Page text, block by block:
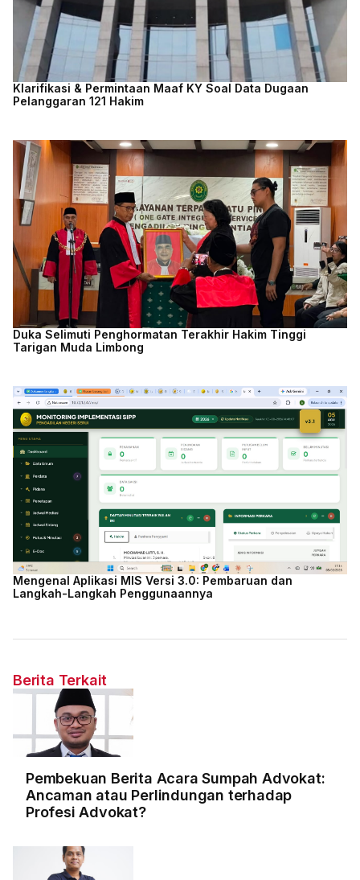
Klarifikasi & Permintaan Maaf KY Soal Data Dugaan
Pelanggaran 121 Hakim
Duka Selimuti Penghormatan Terakhir Hakim Tinggi
Tarigan Muda Limbong
Mengenal Aplikasi MIS Versi 3.0: Pembaruan dan
Langkah-Langkah Penggunaannya
Berita Terkait
Pembekuan Berita Acara Sumpah Advokat:
Ancaman atau Perlindungan terhadap
Profesi Advokat?